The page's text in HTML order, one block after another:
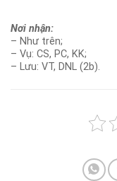
Nơi nhận:
– Như trên;
– Vụ: CS, PC, KK;
– Lưu: VT, DNL (2b).